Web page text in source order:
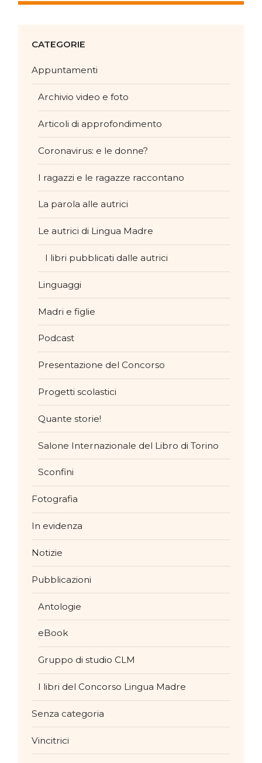
CATEGORIE
Appuntamenti
Archivio video e foto
Articoli di approfondimento
Coronavirus: e le donne?
I ragazzi e le ragazze raccontano
La parola alle autrici
Le autrici di Lingua Madre
I libri pubblicati dalle autrici
Linguaggi
Madri e figlie
Podcast
Presentazione del Concorso
Progetti scolastici
Quante storie!
Salone Internazionale del Libro di Torino
Sconfini
Fotografia
In evidenza
Notizie
Pubblicazioni
Antologie
eBook
Gruppo di studio CLM
I libri del Concorso Lingua Madre
Senza categoria
Vincitrici